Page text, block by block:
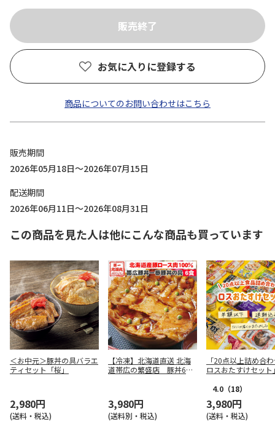
お気に入りに登録する
商品についてのお問い合わせはこちら
販売期間
2026年05月18日～2026年07月15日
配送期間
2026年06月11日～2026年08月31日
この商品を見た人は他にこんな商品も買っています
＜お中元＞豚丼の具バラエ
ティセット「桜」
2,980円
(送料・税込)
【冷凍】北海道直送 北海
道帯広の繁盛店 豚丼6食
3,980円
(送料別・税込)
「20点以上詰め合
ロスおたすけセット
4.0 （18）
3,980円
(送料・税込)